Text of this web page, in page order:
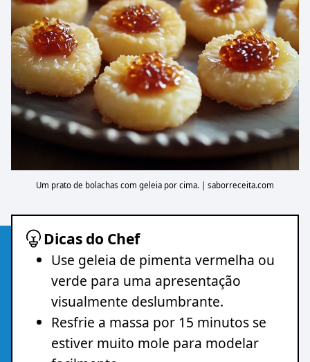
Um prato de bolachas com geleia por cima. | saborreceita.com
Dicas do Chef
Use geleia de pimenta vermelha ou
verde para uma apresentação
visualmente deslumbrante.
Resfrie a massa por 15 minutos se
estiver muito mole para modelar